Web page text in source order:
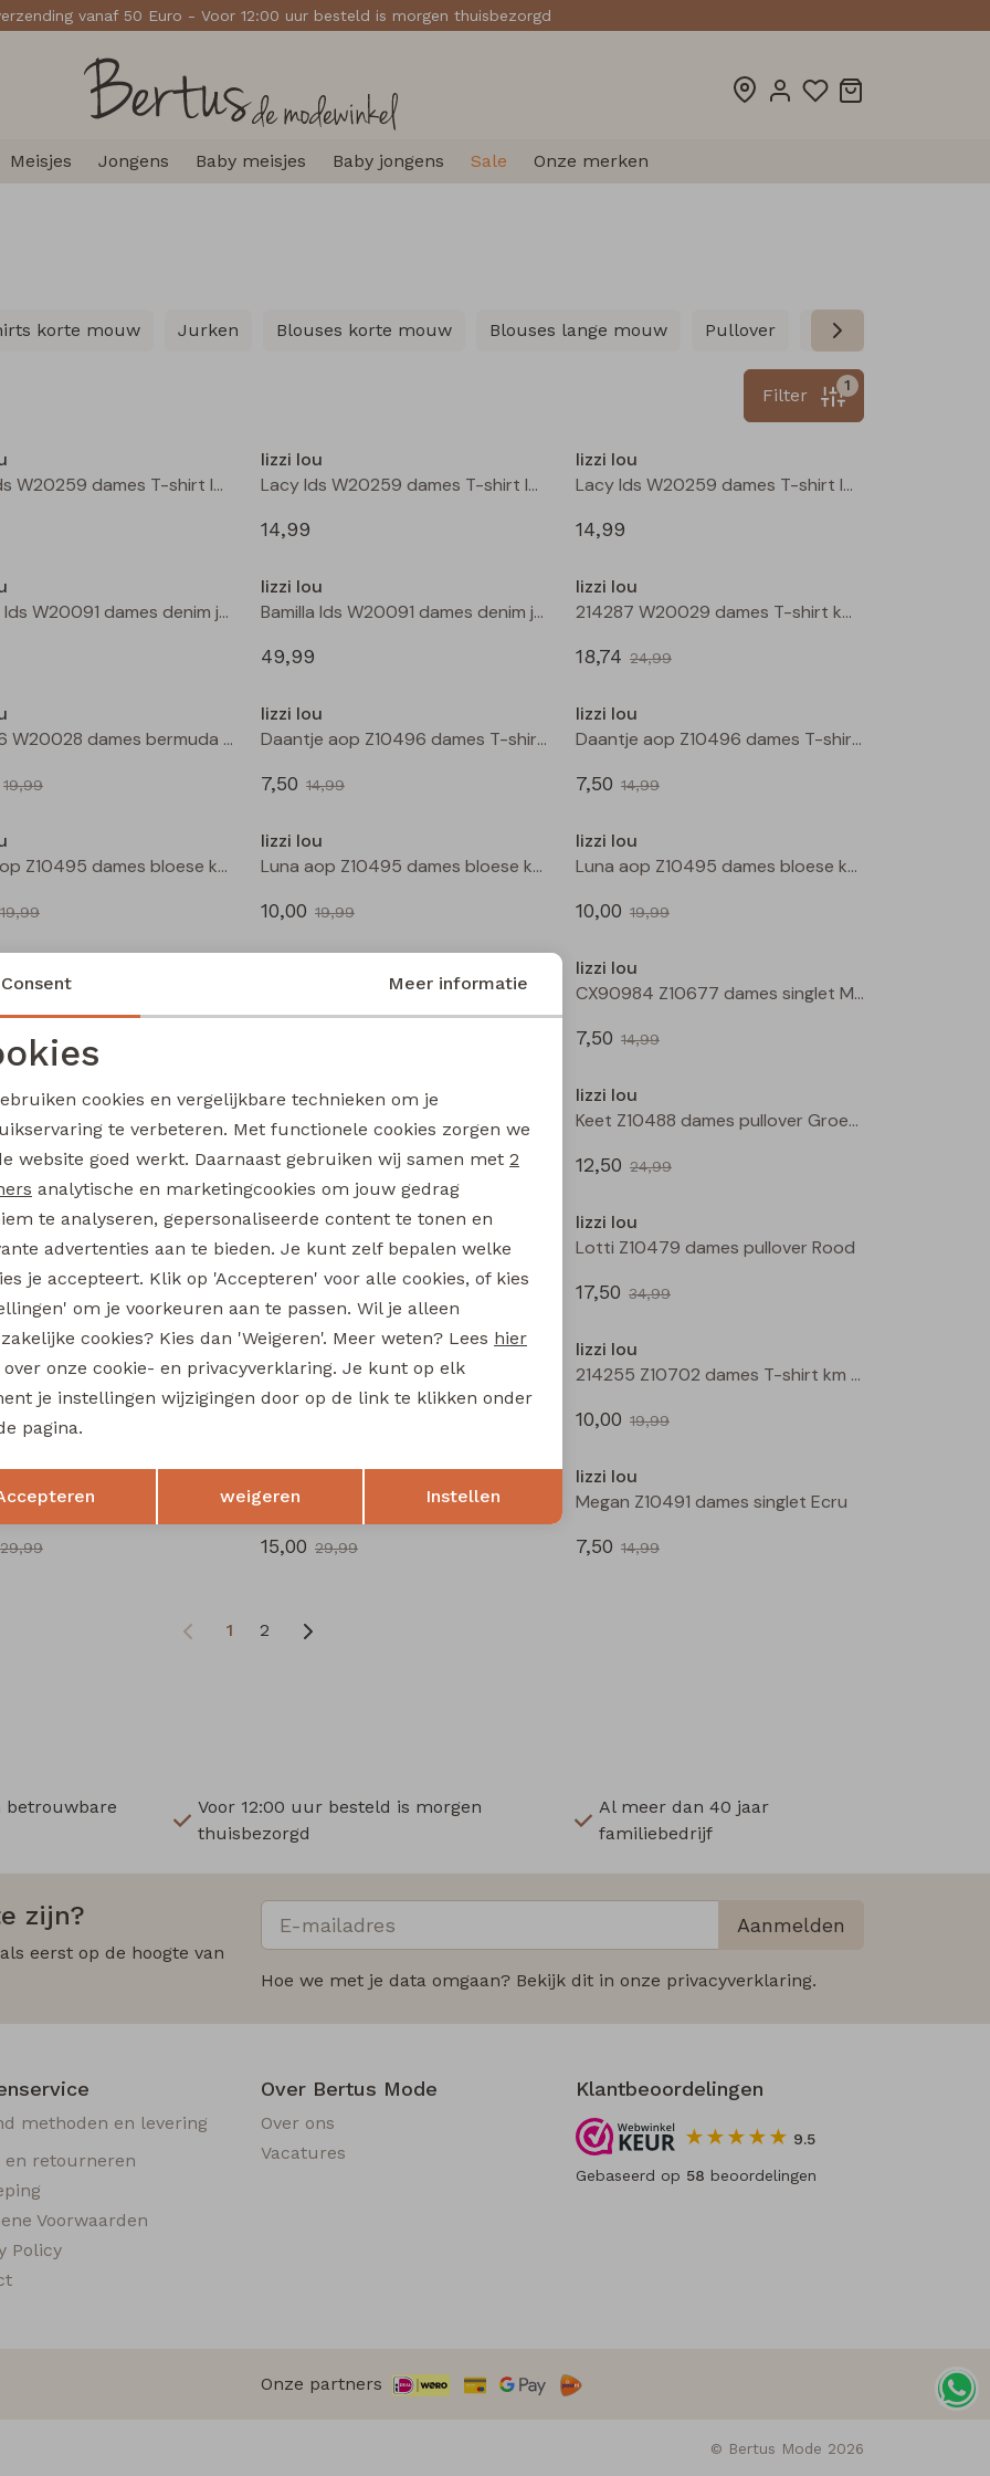
vanaf 50 Euro - Voor 12:00 uur besteld is morgen thuisbezorgd
Meisjes Jongens Baby meisjes Baby jongens Sale Onze merken
korte mouw Jurken Blouses korte mouw Blouses lange mouw Pullover Vesten
1
Filter
Lacy lds W20259 dames T-shirt lm Kit
lizzi lou
Lacy lds W20259 dames T-shirt lm Bruin donker
14,99
lizzi lou
Lacy lds W20259 dames T-shirt lm Wijnrood
14,99
Bamilla lds W20091 dames denim jack Kit
lizzi lou
Bamilla lds W20091 dames denim jack Bruin
49,99
lizzi lou
214287 W20029 dames T-shirt km Wijnrood
18,74 24,99
601976 W20028 dames bermuda Marine
19,99
lizzi lou
Daantje aop Z10496 dames T-shirt km Zwart
7,50 14,99
lizzi lou
Daantje aop Z10496 dames T-shirt km Kit
7,50 14,99
Luna aop Z10495 dames bloese km Zwart
19,99
lizzi lou
Luna aop Z10495 dames bloese km Kit
10,00 19,99
lizzi lou
Luna aop Z10495 dames bloese km Marine
10,00 19,99
17,99
lizzi lou
CX90984 Z10677 dames singlet Mos
7,50 14,99
24,99
lizzi lou
12,50 24,99
lizzi lou
Keet Z10488 dames pullover Groen mos
12,50 24,99
dames pullover Kit
34,99
lizzi lou
17,50
lizzi lou
Lotti Z10479 dames pullover Rood
17,50 34,99
Sale
Pippa Z10480 dames gilet/hes Blauw licht
29,99
lizzi lou
lizzi lou
214255 Z10702 dames T-shirt km Kit
10,00 19,99
LW40606 Z10676 dames rok kort Mos
29,99
lizzi lou
15,00 29,99
lizzi lou
Megan Z10491 dames singlet Ecru
7,50 14,99
1 2
betrouwbare
Voor 12:00 uur besteld is morgen
thuisbezorgd
Al meer dan 40 jaar
familiebedrijf
zijn?
eerst op de hoogte van
Aanmelden
Hoe we met je data omgaan? Bekijk dit in onze privacyverklaring.
methoden en levering
en retourneren
Voorwaarden
Policy
Over Bertus Mode
Over ons
Vacatures
Klantbeoordelingen
9.5
Gebaseerd op 58 beoordelingen
Onze partners
© Bertus Mode 2026
cookies
cookies Marketing cookies
Terug Opslaan
Consent Meer informatie
cookies en vergelijkbare technieken om je
te verbeteren. Met functionele cookies zorgen we
website goed werkt. Daarnaast gebruiken wij samen met 2
analytische en marketingcookies om jouw gedrag
te analyseren, gepersonaliseerde content te tonen en
advertenties aan te bieden. Je kunt zelf bepalen welke
je accepteert. Klik op 'Accepteren' voor alle cookies, of kies
om je voorkeuren aan te passen. Wil je alleen
cookies? Kies dan 'Weigeren'. Meer weten? Lees hier
over onze cookie- en privacyverklaring. Je kunt op elk
je instellingen wijzigingen door op de link te klikken onder
pagina.
weigeren Instellen